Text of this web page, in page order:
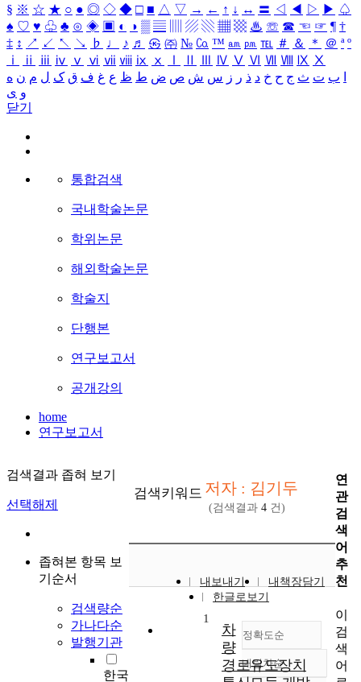
§ ※ ☆ ★ ○ ● ◎ ◇ ◆ □ ■ △ ▽ → ← ↑ ↓ ↔ 〓 ◁ ◀ ▷ ▶ ♤
♠ ♡ ♥ ♧ ♣ ⊙ ◈ ▣ ◐ ◑ ▒ ▤ ▨ ▧ ▦ ▩ ♨ ☏ ☎ ☜ ☞ ¶ †
‡ ↕ ↗ ↙ ↖ ↘ ♭ ♩ ♪ ♬ ㉿ ㈜ № ㏇ ™ ㏂ ㏘ ℡ ＃ ＆ ＊ ＠ ª º
ⅰ
ⅱ ⅲ ⅳ ⅴ ⅵ ⅶ ⅷ ⅸ ⅹ Ⅳ Ⅴ Ⅵ Ⅶ Ⅷ Ⅸ Ⅹ
ب ت ث ج ح خ د ذ ر ز س ش ص ض ط ظ ع غ ف ق ک ل م ن ه
و ی
닫기
통합검색
국내학술논문
학위논문
해외학술논문
학술지
단행본
연구보고서
공개강의
home
연구보고서
검색결과 좁혀 보기
선택해제
좁혀본 항목 보
기순서
검색량순
가나다순
발행기관
한국
검색키워드 저자 : 김기두
(검색결과 4 건)
내보내기
내책장담기
한글로보기
정확도순
정확도
내림차순
1
차
량
경로유도장치
연
관
검
색
어
추
천
이
검
색
어